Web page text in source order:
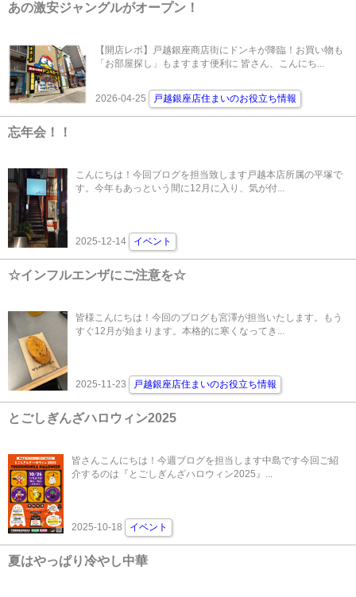
あの激安ジャングルがオープン！
【開店レポ】戸越銀座商店街にドンキが降臨！お買い物も
「お部屋探し」もますます便利に 皆さん、こんにち...
2026-04-25 戸越銀座店住まいのお役立ち情報
忘年会！！
こんにちは！今回ブログを担当致します戸越本店所属の平塚で
す。今年もあっという間に12月に入り、気が付...
2025-12-14 イベント
☆インフルエンザにご注意を☆
皆様こんにちは！今回のブログも宮澤が担当いたします。もう
すぐ12月が始まります。本格的に寒くなってき...
2025-11-23 戸越銀座店住まいのお役立ち情報
とごしぎんざハロウィン2025
皆さんこんにちは！今週ブログを担当します中島です今回ご紹
介するのは『とごしぎんざハロウィン2025』...
2025-10-18 イベント
夏はやっぱり冷やし中華